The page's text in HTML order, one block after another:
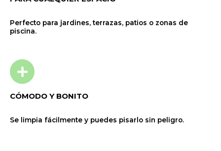
Perfecto para jardines, terrazas, patios o zonas de
piscina.
CÓMODO Y BONITO
Se limpia fácilmente y puedes pisarlo sin peligro.